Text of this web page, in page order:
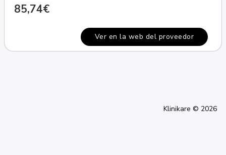
85,74€
Ver en la web del proveedor
Klinikare © 2026